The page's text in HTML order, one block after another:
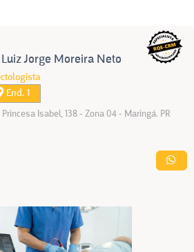
Luiz Jorge Moreira Neto
End. 1
Princesa Isabel, 138 - Zona 04 - Maringá. PR